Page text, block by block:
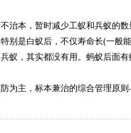
治本，暂时减少工蚁和兵蚁的
别是白蚁后，不仅寿命长(一般
蚁，其实都没有用。蚂蚁后
为主，标本兼治的综合管理原